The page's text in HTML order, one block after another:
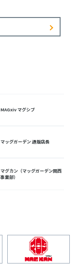
MAGxiv マグシブ
マッグガーデン 通販店長
マグカン（マッグガーデン関西
事業部）